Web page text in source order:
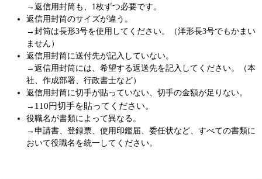
→返信用封筒も、1枚ずつ必要です。
返信用封筒のサイズが違う。
→封筒は長形3号を使用してください。（洋形長3号でもかまい
ません）
返信用封筒に送付先が記入していない。
→返信用封筒には、希望する返送先を記入してください。（本
社、作成部署、行政書士など）
返信用封筒に切手が貼っていない、切手の金額が足りない。
→ 110円切手を貼ってください。
役職名が書類によって異なる。
→申請書、登録票、使用印鑑届、委任状など、すべての書類に
おいて役職名を統一してください。